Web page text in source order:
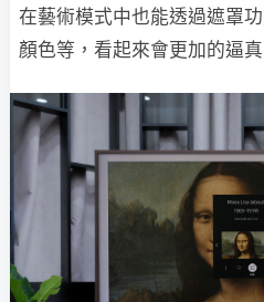
在藝術模式中也能透過遮罩
顏色等，看起來會更加的逼真